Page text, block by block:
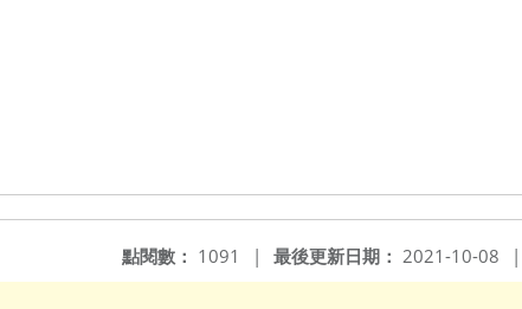
最後更新日期： 2021-10-08 |
點閱數： 1091 |